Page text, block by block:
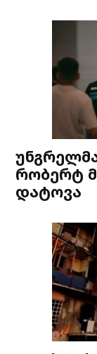
რობერტ
დატოვა